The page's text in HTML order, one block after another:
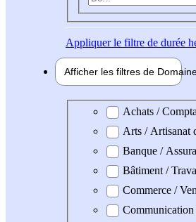
Appliquerle filtre de durée
Afficher les filtres de
Domaine professionel
Achats /
Arts / Artisanat
Banque /
Bâtiment /
Commerce /